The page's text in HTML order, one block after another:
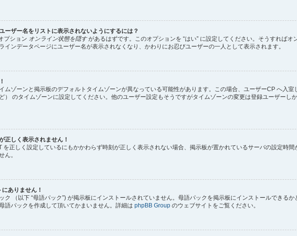
ーザー名をリストに表示されないようにするには？
プション オンライン状態を隠すがあるはずです。このオプションを “はい” に設定してください。そうすれば
インデータページにユーザー名が表示されなくなり、かわりにお忍びユーザーの一人として表示されます。
ムゾーンと掲示板のデフォルトタイムゾーンが異なっている可能性があります。この場合、ユーザーCP へ入室
） のタイムゾーンに設定してください。他のユーザー設定もそうですがタイムゾーンの変更は登録ユーザーし
正しく表示されません！
を正しく設定しているにもかかわらず時刻が正しく表示されない場合、掲示板が置かれているサーバの設定時
ん。
ありません！
ク （以下 “母語パック”) が掲示板にインストールされていません。母語パックを掲示板にインストールできる
語パックを作成して頂いてかまいません。詳細は phpBB Group のウェブサイトをご覧ください。